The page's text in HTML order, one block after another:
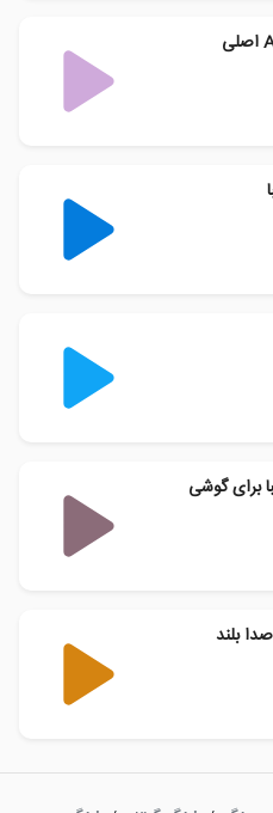
برای گوشی
بلند